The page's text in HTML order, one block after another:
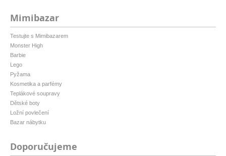
Mimibazar
Testujte s Mimibazarem
Monster High
Barbie
Lego
Pyžama
Kosmetika a parfémy
Teplákové soupravy
Dětské boty
Ložní povlečení
Bazar nábytku
Doporučujeme